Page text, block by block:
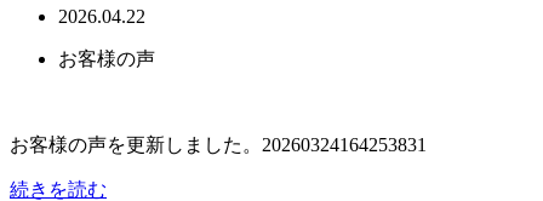
2026.04.22
お客様の声
お客様の声を更新しました。20260324164253831
続きを読む